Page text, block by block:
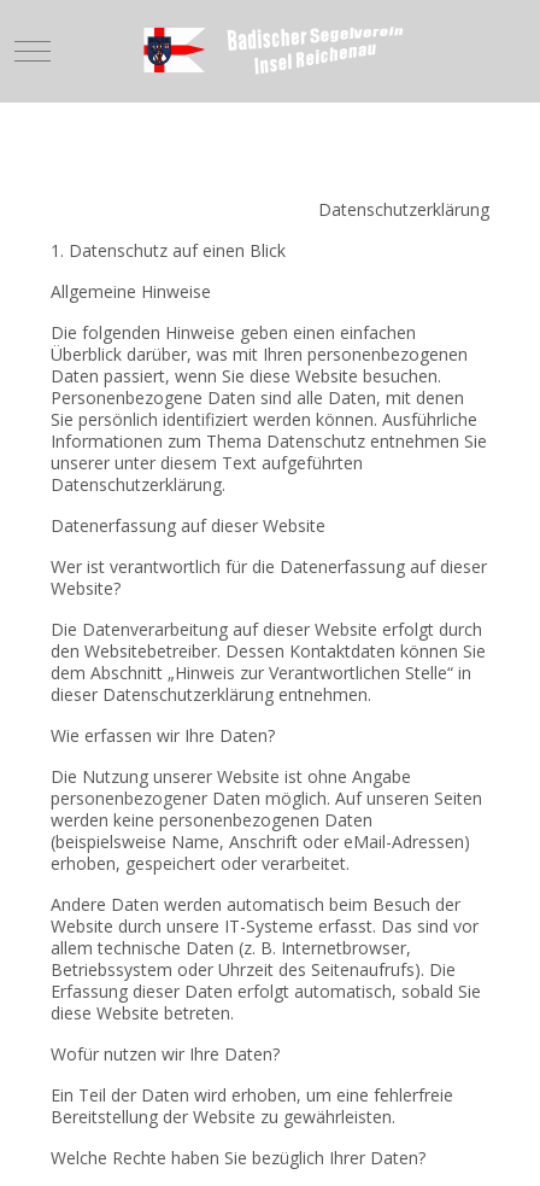
Mobile Menu Toggle
Datenschutzerklärung
1. Datenschutz auf einen Blick
Allgemeine Hinweise
Die folgenden Hinweise geben einen einfachen
Überblick darüber, was mit Ihren personenbezogenen
Daten passiert, wenn Sie diese Website besuchen.
Personenbezogene Daten sind alle Daten, mit denen
Sie persönlich identifiziert werden können. Ausführliche
Informationen zum Thema Datenschutz entnehmen Sie
unserer unter diesem Text aufgeführten
Datenschutzerklärung.
Datenerfassung auf dieser Website
Wer ist verantwortlich für die Datenerfassung auf dieser
Website?
Die Datenverarbeitung auf dieser Website erfolgt durch
den Websitebetreiber. Dessen Kontaktdaten können Sie
dem Abschnitt „Hinweis zur Verantwortlichen Stelle“ in
dieser Datenschutzerklärung entnehmen.
Wie erfassen wir Ihre Daten?
Die Nutzung unserer Website ist ohne Angabe
personenbezogener Daten möglich. Auf unseren Seiten
werden keine personenbezogenen Daten
(beispielsweise Name, Anschrift oder eMail-Adressen)
erhoben, gespeichert oder verarbeitet.
Andere Daten werden automatisch beim Besuch der
Website durch unsere IT-Systeme erfasst. Das sind vor
allem technische Daten (z. B. Internetbrowser,
Betriebssystem oder Uhrzeit des Seitenaufrufs). Die
Erfassung dieser Daten erfolgt automatisch, sobald Sie
diese Website betreten.
Wofür nutzen wir Ihre Daten?
Ein Teil der Daten wird erhoben, um eine fehlerfreie
Bereitstellung der Website zu gewährleisten.
Welche Rechte haben Sie bezüglich Ihrer Daten?